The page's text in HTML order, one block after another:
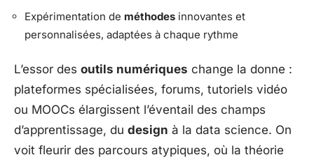
Expérimentation de méthodes innovantes et
personnalisées, adaptées à chaque rythme
L’essor des outils numériques change la donne :
plateformes spécialisées, forums, tutoriels vidéo
ou MOOCs élargissent l’éventail des champs
d’apprentissage, du design à la data science. On
voit fleurir des parcours atypiques, où la théorie